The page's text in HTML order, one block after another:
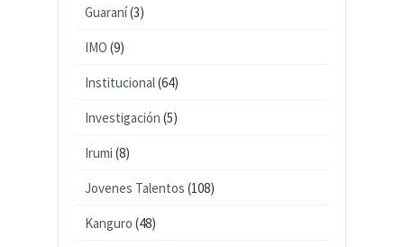
Guaraní(3)
IMO (9)
Institucional(64)
Investigación (5)
Irumi (8)
Jovenes Talentos (108)
Kanguro (48)